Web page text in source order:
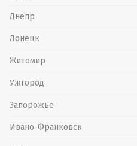
Днепр
Донецк
Житомир
Ужгород
Запорожье
Ивано-Франковск